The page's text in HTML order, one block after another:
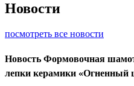
Новости
посмотреть все новости
Новость Формовочная
лепки керамики «Огненный